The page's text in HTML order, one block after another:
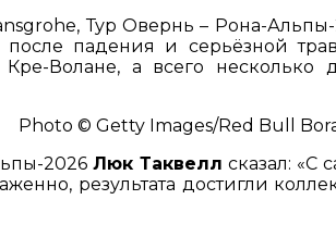
Тур Овернь – Рона-
падения и серьёзной
Волане, а всего
Photo © Getty Images/Red Bull
2026 Люк Таквелл сказал: «С
результата достигли